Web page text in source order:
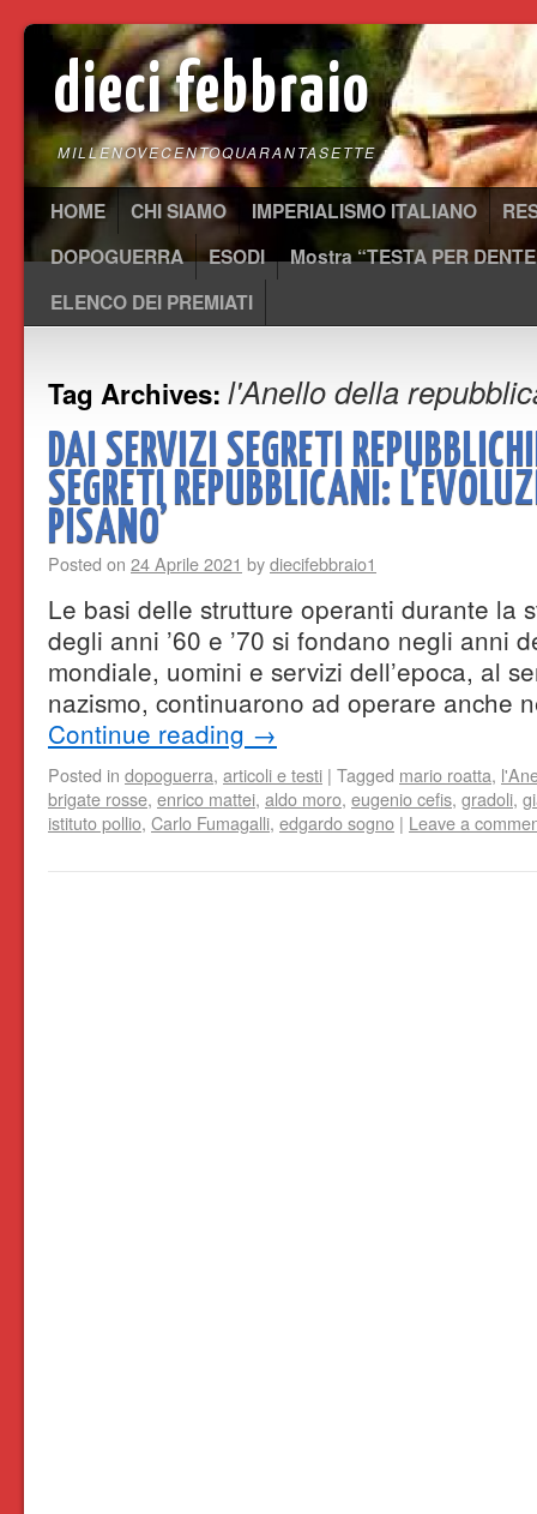
dieci febbraio
MILLENOVECENTOQUARANTASETTE
HOME CHI SIAMO IMPERIALISMO ITALIANO
DOPOGUERRA
ESODI
Mostra “TESTA PER
ELENCO DEI PREMIATI
Tag Archives: l'Anello della
DAI SERVIZI SEGRETI
SEGRETI REPUBBLICANI:
PISANO’
Posted on 24 Aprile 2021 bydiecifebbraio1
Le basi delle strutture operanti durante la
degli anni ’60 e ’70 si fondano negli anni
mondiale, uomini e servizi dell’epoca, al
nazismo, continuarono ad operare anche
Continue reading →
Posted in dopoguerra, articoli e testi | Tagged mario roatta,
brigate rosse, enrico mattei, aldo moro, eugenio cefis, gradoli,
istituto pollio, Carlo Fumagalli, edgardo sogno | Leave a